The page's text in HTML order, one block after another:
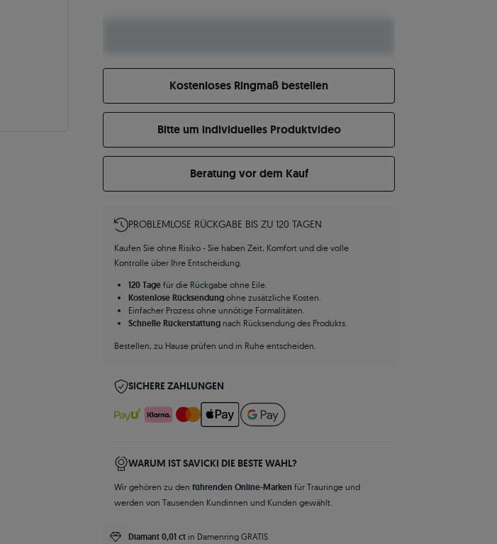
Kostenloses Ringmaß bestellen
Bitte um individuelles Produktvideo
Beratung vor dem Kauf
PROBLEMLOSE RÜCKGABE BIS ZU 120 TAGEN
Kaufen Sie ohne Risiko - Sie haben Zeit, Komfort und die volle
Kontrolle über Ihre Entscheidung.
120 Tage für die Rückgabe ohne Eile.
Kostenlose Rücksendung ohne zusätzliche Kosten.
Einfacher Prozess ohne unnötige Formalitäten.
Schnelle Rückerstattung nach Rücksendung des Produkts.
Bestellen, zu Hause prüfen und in Ruhe entscheiden.
SICHERE ZAHLUNGEN
WARUM IST SAVICKI DIE BESTE WAHL?
Wir gehören zu den führenden Online-Marken für Trauringe und
werden von Tausenden Kundinnen und Kunden gewählt.
Diamant 0,01 ct in Damenring GRATIS